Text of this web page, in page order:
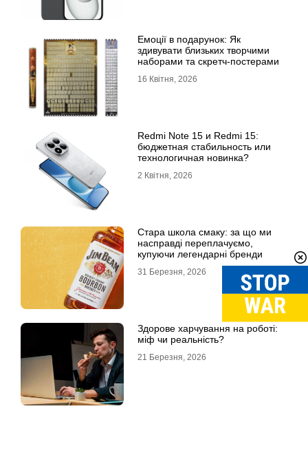
Емоції в подарунок: Як
здивувати близьких творчими
наборами та скретч-постерами
16 Квітня, 2026
Redmi Note 15 и Redmi 15:
бюджетная стабильность или
технологичная новинка?
2 Квітня, 2026
Стара школа смаку: за що ми
насправді переплачуємо,
купуючи легендарні бренди
31 Березня, 2026
Здорове харчування на роботі:
міф чи реальність?
21 Березня, 2026